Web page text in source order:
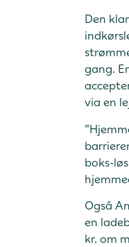
Den
gang.
via en
boks-
Også
en
kr. om